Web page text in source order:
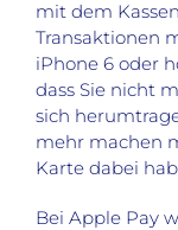
mit dem
Transaktionen
iPhone 6 oder
dass Sie nicht
sich
mehr machen
Karte dabei
Bei Apple Pay